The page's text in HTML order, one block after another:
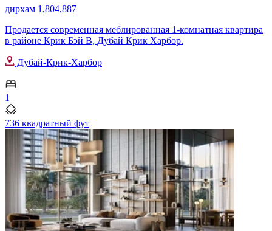
дирхам 1,804,887
Продается современная меблированная 1-комнатная квартира
в районе Крик Бэй B, Дубай Крик Харбор.
Дубай-Крик-Харбор
1
736 квадратный фут